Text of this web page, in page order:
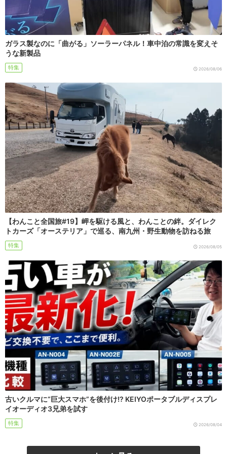
ガラス製なのに「曲がる」ソーラーパネル！車中泊の常識を変えそ
うな新製品
特集 2026/08/06
【わんこと全国旅#19】岬を駆ける風と、わんことの絆。ダイレク
トカーズ「オーステリア」で巡る、南九州・野生動物を訪ねる旅
特集 2026/08/05
古いクルマに“巨大スマホ”を後付け!? KEIYOポータブルディスプレ
イオーディオ3兄弟を試す
特集 2026/08/04